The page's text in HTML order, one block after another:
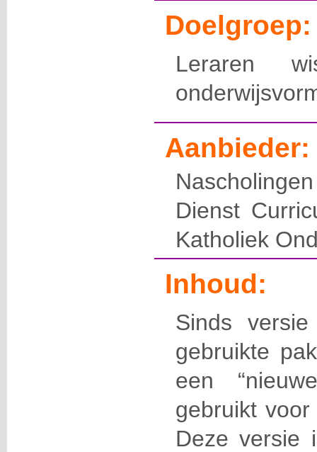
Doelgroep:
Leraren
Aanbieder:
Dienst
Katholiek
Inhoud:
Sinds
gebruikte
een
gebruikt
Deze versie